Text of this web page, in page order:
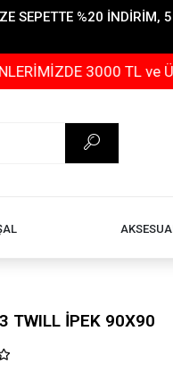
SEPETTE %20
3000 TL ve ÜZERİ
TWILL İPEK 90X90